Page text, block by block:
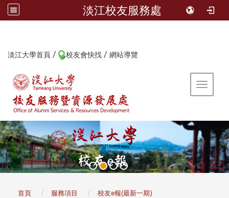
淡江校友服務處
淡江大學首頁 / 校友會快找 / 網站導覽
Toggle
首頁 服務項目
校友e報(最新一期)